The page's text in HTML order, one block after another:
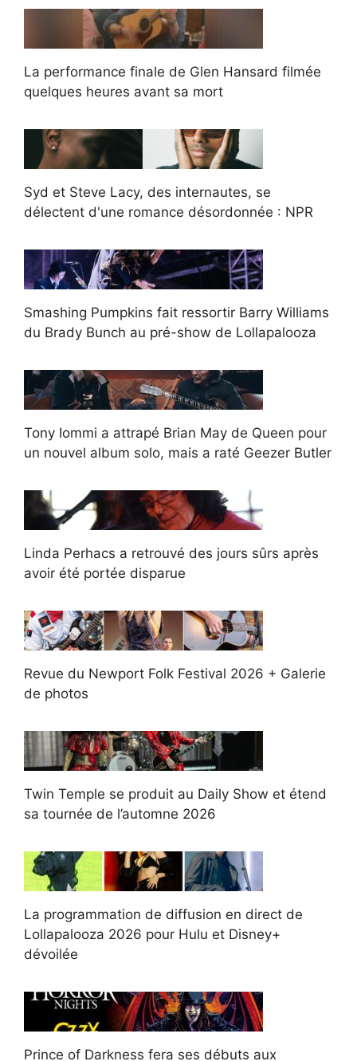
La performance finale de Glen Hansard filmée
quelques heures avant sa mort
Syd et Steve Lacy, des internautes, se
délectent d'une romance désordonnée : NPR
Smashing Pumpkins fait ressortir Barry Williams
du Brady Bunch au pré-show de Lollapalooza
Tony Iommi a attrapé Brian May de Queen pour
un nouvel album solo, mais a raté Geezer Butler
Linda Perhacs a retrouvé des jours sûrs après
avoir été portée disparue
Revue du Newport Folk Festival 2026 + Galerie
de photos
Twin Temple se produit au Daily Show et étend
sa tournée de l’automne 2026
La programmation de diffusion en direct de
Lollapalooza 2026 pour Hulu et Disney+
dévoilée
Prince of Darkness fera ses débuts aux